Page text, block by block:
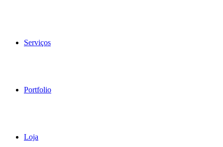
Serviços
Portfolio
Loja